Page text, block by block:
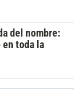
del nombre:
en toda la